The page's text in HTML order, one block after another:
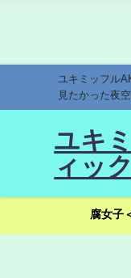
ユキミッフル
見たかった夜
ユキ
ィッ
腐女子